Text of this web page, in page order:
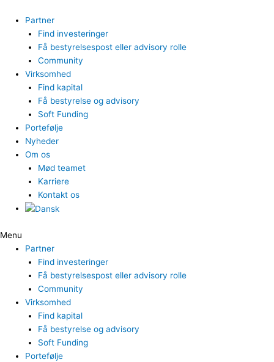
indholdet
Partner
Find investeringer
Få bestyrelsespost eller advisory rolle
Community
Virksomhed
Find kapital
Få bestyrelse og advisory
Soft Funding
Portefølje
Nyheder
Om os
Mød teamet
Karriere
Kontakt os
Menu
Partner
Find investeringer
Få bestyrelsespost eller advisory rolle
Community
Virksomhed
Find kapital
Få bestyrelse og advisory
Soft Funding
Portefølje